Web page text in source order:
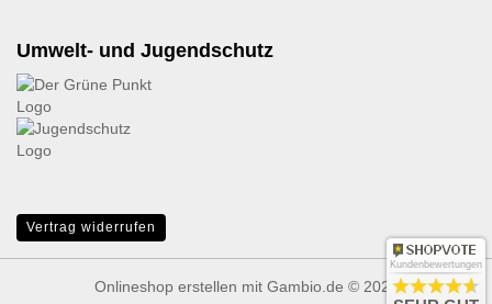
Umwelt- und Jugendschutz
Vertrag widerrufen
Onlineshop erstellen mit Gambio.de © 2026
Kundenbewertungen